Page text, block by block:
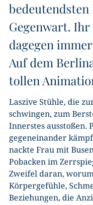
Gegenwart.
dagegen
Auf dem
tollen
Laszive Stühle, die
schwingen, zum
Innerstes ausstoßen.
gegeneinander
nackte Frau mit
Pobacken im
Zweifel daran,
Körpergefühle,
Beziehungen, die